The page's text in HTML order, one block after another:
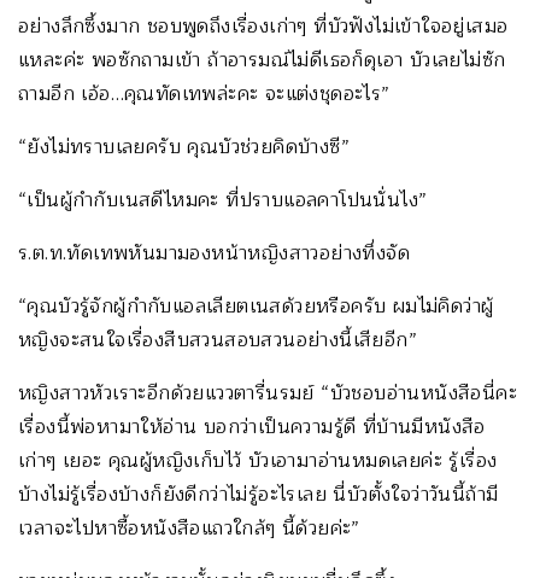
อย่างลึกซึ้งมาก ชอบพูดถึงเรื่องเก่าๆ ที่บัวฟังไม่เข้าใจอยู่เสมอ
แหละค่ะ พอซักถามเข้า ถ้าอารมณ์ไม่ดีเธอก็ดุเอา บัวเลยไม่ซัก
ถามอีก เอ้อ…คุณทัดเทพล่ะคะ จะแต่งชุดอะไร”
“ยังไม่ทราบเลยครับ คุณบัวช่วยคิดบ้างซี”
“เป็นผู้กำกับเนสดีไหมคะ ที่ปราบแอลคาโปนนั่นไง”
ร.ต.ท.ทัดเทพหันมามองหน้าหญิงสาวอย่างทึ่งจัด
“คุณบัวรู้จักผู้กำกับแอลเลียตเนสด้วยหรือครับ ผมไม่คิดว่าผู้
หญิงจะสนใจเรื่องสืบสวนสอบสวนอย่างนี้เสียอีก”
หญิงสาวหัวเราะอีกด้วยแววตารื่นรมย์ “บัวชอบอ่านหนังสือนี่คะ
เรื่องนี้พ่อหามาให้อ่าน บอกว่าเป็นความรู้ดี ที่บ้านมีหนังสือ
เก่าๆ เยอะ คุณผู้หญิงเก็บไว้ บัวเอามาอ่านหมดเลยค่ะ รู้เรื่อง
บ้างไม่รู้เรื่องบ้างก็ยังดีกว่าไม่รู้อะไรเลย นี่บัวตั้งใจว่าวันนี้ถ้ามี
เวลาจะไปหาซื้อหนังสือแถวใกล้ๆ นี้ด้วยค่ะ”